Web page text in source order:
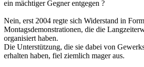
ein mächtiger Gegner entgegen ?
Nein, erst 2004 regte sich Widerstand in
Montagsdemonstrationen, die die
organisiert haben.
Die Unterstützung, die sie dabei von
erhalten haben, fiel ziemlich mager aus.